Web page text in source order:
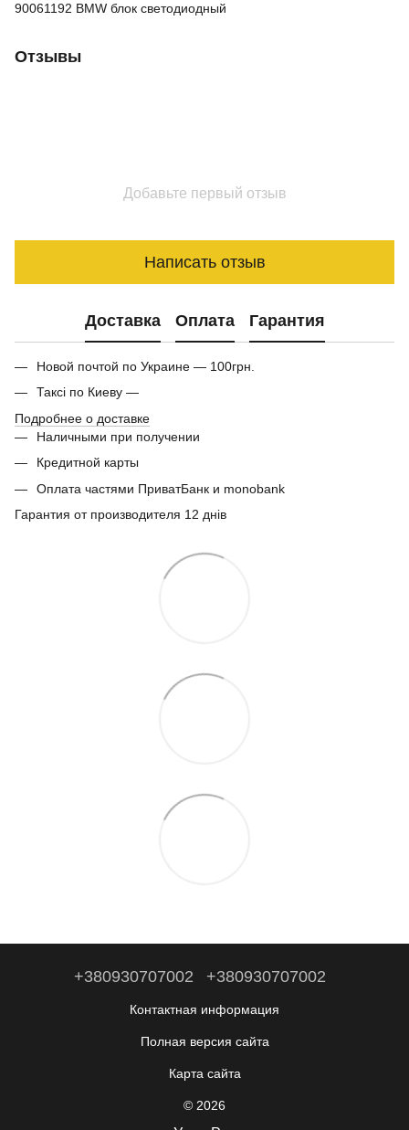
90061192 BMW блок светодиодный
Отзывы
Добавьте первый отзыв
Написать отзыв
Доставка Оплата Гарантия
Новой почтой по Украине — 100грн.
Таксі по Киеву —
Подробнее о доставке
Наличными при получении
Кредитной карты
Оплата частями ПриватБанк и monobank
Гарантия от производителя 12 днів
+380930707002 +380930707002
Контактная информация
Полная версия сайта
Карта сайта
© 2026